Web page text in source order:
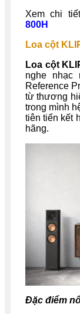
Xem chi
800H
Loa cột
Loa cột
nghe nhạc
Reference
từ thương
trong mình
tiên tiến kết
hãng.
Đặc điểm